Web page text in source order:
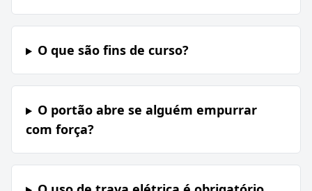
O que são fins de curso?
O portão abre se alguém empurrar
com força?